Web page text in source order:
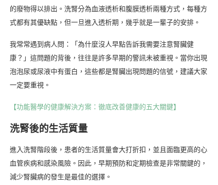
的廢物得以排出。洗腎分為血液透析和腹膜透析兩種方式，每種方
式都有其優缺點，但一旦進入透析期，幾乎就是一輩子的安排。
我常常遇到病人問：「為什麼沒人早點告訴我需要注意腎臟健
康？」這問題的背後，往往是許多早期的警訊未被重視。當你出現
泡泡尿或尿液中有蛋白，這些都是腎臟出現問題的信號，建議大家
一定要重視。
【功能醫學的健康解決方案：徹底改善健康的五大關鍵】
洗腎後的生活質量
進入洗腎階段後，患者的生活質量會大打折扣，並且面臨更高的心
血管疾病和感染風險。因此，早期預防和定期檢查是非常關鍵的，
減少腎臟病的發生是最佳的選擇。